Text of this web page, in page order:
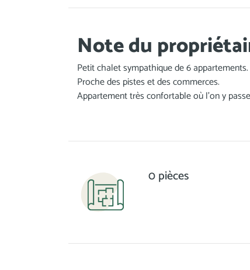
Note du
Petit chalet sympathique de 6 appartements.
Proche des pistes et des commerces.
Appartement très confortable où l'on y
0 pièces